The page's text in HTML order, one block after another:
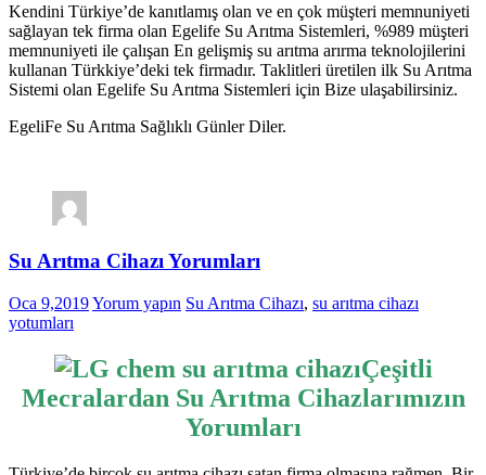
Kendini Türkiye’de kanıtlamış olan ve en çok müşteri memnuniyeti
sağlayan tek firma olan Egelife Su Arıtma Sistemleri, %989 müşteri
memnuniyeti ile çalışan En gelişmiş su arıtma arırma teknolojilerini
kullanan Türkkiye’deki tek firmadır. Taklitleri üretilen ilk Su Arıtma
Sistemi olan Egelife Su Arıtma Sistemleri için Bize ulaşabilirsiniz.
EgeliFe Su Arıtma Sağlıklı Günler Diler.
Su Arıtma Cihazı Yorumları
Oca 9,2019Yorum yapın Su Arıtma Cihazı, su arıtma cihazı
yotumları
Çeşitli
Mecralardan Su Arıtma Cihazlarımızın
Yorumları